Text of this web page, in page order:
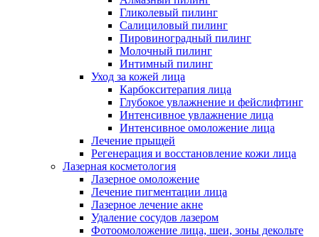
Гликолевый пилинг
Салициловый пилинг
Пировиноградный пилинг
Молочный пилинг
Интимный пилинг
Уход за кожей лица
Карбокситерапия лица
Глубокое увлажнение и фейслифтинг
Интенсивное увлажнение лица
Интенсивное омоложение лица
Лечение прыщей
Регенерация и восстановление кожи лица
Лазерная косметология
Лазерное омоложение
Лечение пигментации лица
Лазерное лечение акне
Удаление сосудов лазером
Фотоомоложение лица, шеи, зоны декольте